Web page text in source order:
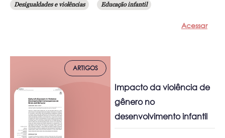
Desigualdades e violências Educação infantil
Acessar
ARTIGOS
Impacto da violência de
gênero no
desenvolvimento infantil